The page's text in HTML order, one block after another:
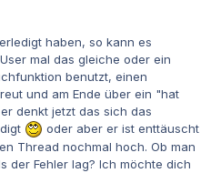
haben, so kann es
mal das gleiche oder ein
benutzt, einen
und am Ende über ein "hat
denkt jetzt das sich das
oder aber er ist enttäuscht
Thread nochmal hoch. Ob man
der Fehler lag? Ich möchte dich